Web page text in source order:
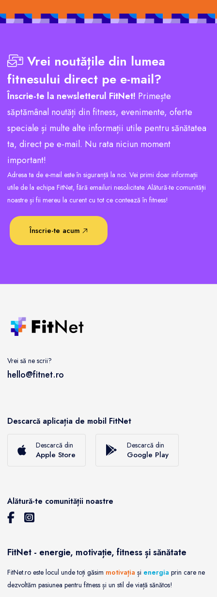
Vrei noutățile din lumea
fitnesului direct pe e-mail?
Înscrie-te la newsletterul FitNet! Primește
săptămânal noutăți din fitness, evenimente, oferte
speciale și multe alte informații utile pentru sănătatea
ta, direct pe e-mail. Nu rata niciun moment
important!
Adresa ta de e-mail este în siguranță la noi. Vei primi doar informații
utile de la echipa FitNet, fără emailuri nesolicitate. Alătură-te comunității
noastre și fii mereu la curent cu tot ce contează în fitness!
Înscrie-te acum
Vrei să ne scrii?
hello@fitnet.ro
Descarcă aplicația de mobil FitNet
Descarcă din
Apple Store
Descarcă din
Google Play
Alătură-te comunității noastre
FitNet - energie, motivație, fitness și sănătate
FitNet.ro este locul unde toți găsim motivația și energia prin care ne
dezvoltăm pasiunea pentru fitness și un stil de viață sănătos!